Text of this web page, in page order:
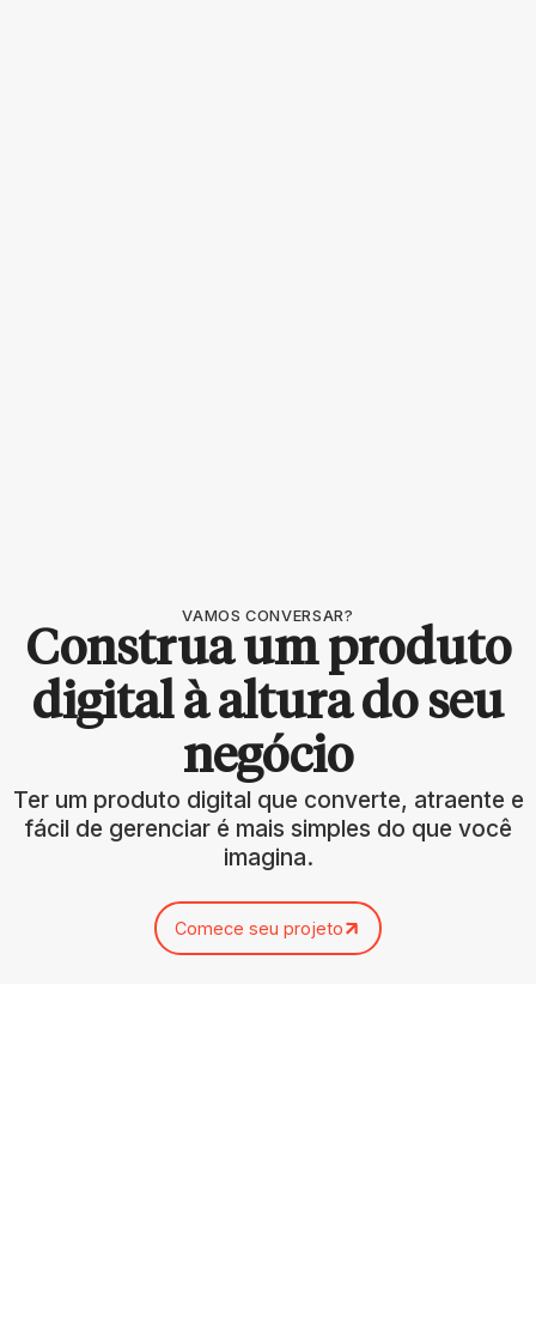
VAMOS CONVERSAR?
Construa um produto
digital à altura do seu
negócio
Ter um produto digital que converte, atraente e
fácil de gerenciar é mais simples do que você
imagina.
Comece seu projeto